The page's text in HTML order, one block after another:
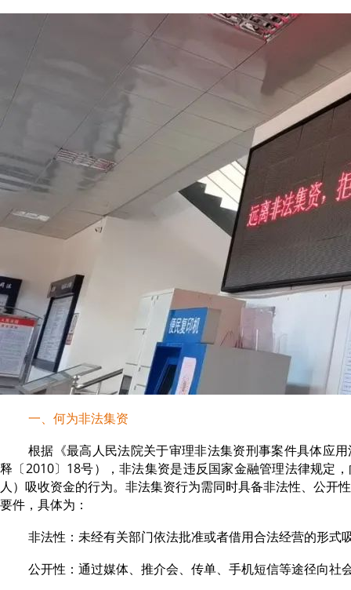
一、何为非法集资
根据《最高人民法院关于审理非法集资刑事案件具体应
释〔2010〕18号），非法集资是违反国家金融管理法律规定
人）吸收资金的行为。非法集资行为需同时具备非法性、公开
要件，具体为：
非法性：未经有关部门依法批准或者借用合法经营的形式
公开性：通过媒体、推介会、传单、手机短信等途径向社